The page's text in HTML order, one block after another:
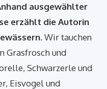
ausgewählter
erzählt die Autorin
Wir tauchen
Grasfrosch und
Schwarzerle und
Eisvogel und